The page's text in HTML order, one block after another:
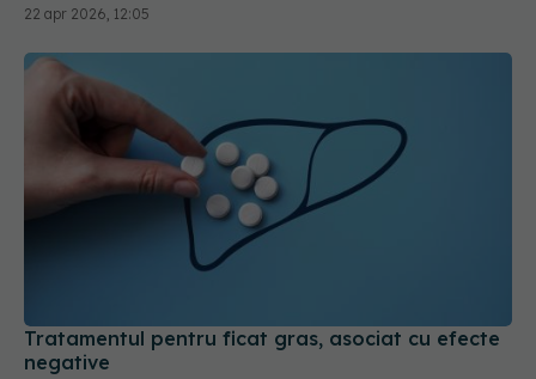
22 apr 2026, 12:05
Tratamentul pentru ficat gras, asociat cu efecte
negative